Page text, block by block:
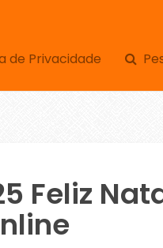
de Privacidade
Feliz